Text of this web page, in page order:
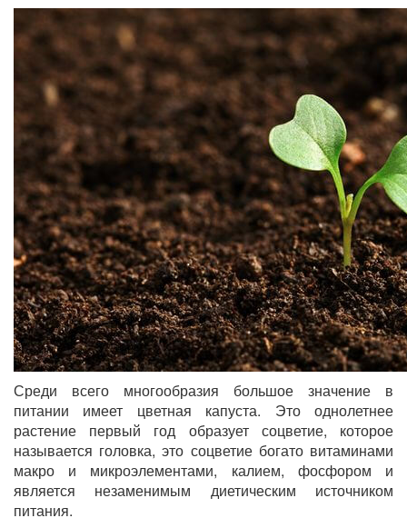
Среди всего многообразия большое значение в
питании имеет цветная капуста. Это однолетнее
растение первый год образует соцветие, которое
называется головка, это соцветие богато витаминами
макро и микроэлементами, калием, фосфором и
является незаменимым диетическим источником
питания.